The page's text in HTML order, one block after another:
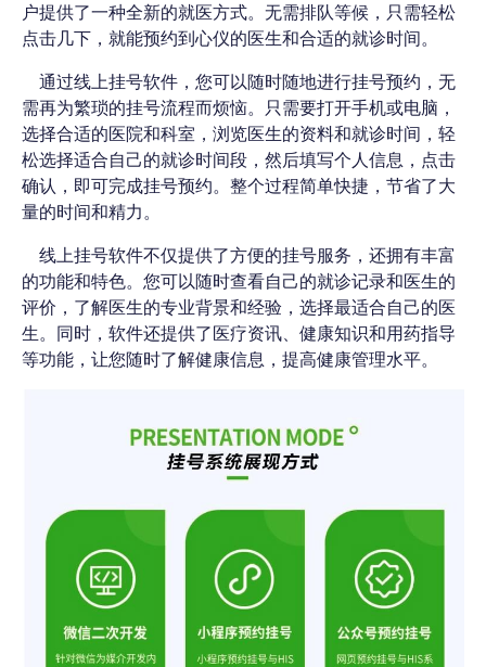
户提供了一种全新的就医方式。无需排队等候，只需轻松
点击几下，就能预约到心仪的医生和合适的就诊时间。
通过线上挂号软件，您可以随时随地进行挂号预约，无
需再为繁琐的挂号流程而烦恼。只需要打开手机或电脑，
选择合适的医院和科室，浏览医生的资料和就诊时间，轻
松选择适合自己的就诊时间段，然后填写个人信息，点击
确认，即可完成挂号预约。整个过程简单快捷，节省了大
量的时间和精力。
线上挂号软件不仅提供了方便的挂号服务，还拥有丰富
的功能和特色。您可以随时查看自己的就诊记录和医生的
评价，了解医生的专业背景和经验，选择最适合自己的医
生。同时，软件还提供了医疗资讯、健康知识和用药指导
等功能，让您随时了解健康信息，提高健康管理水平。